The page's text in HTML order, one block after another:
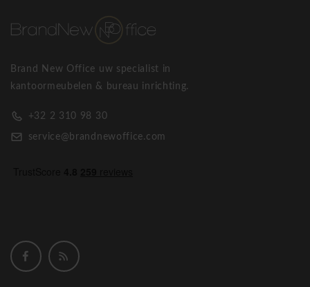
Brand New Office uw specialist in
kantoormeubelen & bureau inrichting.
+32 2 310 98 30
service@brandnewoffice.com